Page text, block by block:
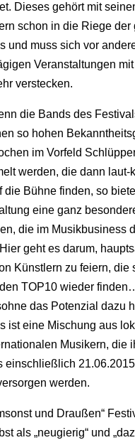
Dieses gehört mit
schon in die Riege der
und muss sich vor
Veranstaltungen
verstecken.
die Bands des
so hohen
im Vorfeld
werden, die dann laut-
die Bühne finden, so
eine ganz
die im Musikbusiness
geht es darum,
Künstlern zu feiern, die
TOP10 wieder
das Potenzial dazu
ist eine Mischung aus
Musikern, die
einschließlich
werden.
und Draußen“
als „neugierig“ und